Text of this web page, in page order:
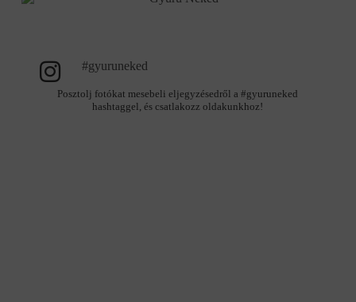
#gyuruneked
Posztolj fotókat mesebeli eljegyzésedről a #gyuruneked
hashtaggel, és csatlakozz oldakunkhoz!